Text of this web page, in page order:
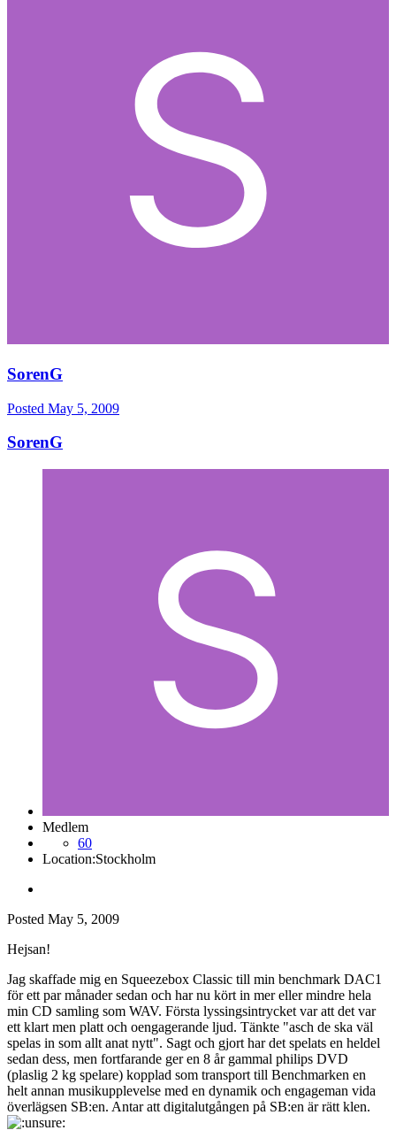
SorenG
Posted May 5, 2009
SorenG
Medlem
60
Location:Stockholm
Posted May 5, 2009
Hejsan!
Jag skaffade mig en Squeezebox Classic till min benchmark DAC1
för ett par månader sedan och har nu kört in mer eller mindre hela
min CD samling som WAV. Första lyssingsintrycket var att det var
ett klart men platt och oengagerande ljud. Tänkte "asch de ska väl
spelas in som allt anat nytt". Sagt och gjort har det spelats en heldel
sedan dess, men fortfarande ger en 8 år gammal philips DVD
(plaslig 2 kg spelare) kopplad som transport till Benchmarken en
helt annan musikupplevelse med en dynamik och engageman vida
överlägsen SB:en. Antar att digitalutgången på SB:en är rätt klen.